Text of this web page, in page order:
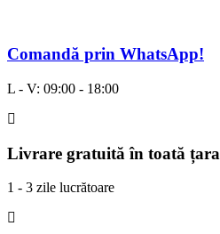
Comandă prin WhatsApp!
L - V: 09:00 - 18:00
Livrare gratuită în toată țara
1 - 3 zile lucrătoare